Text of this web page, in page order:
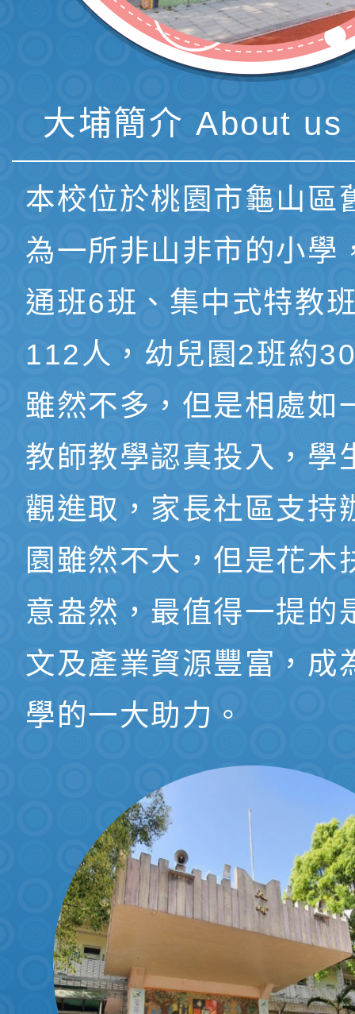
大埔簡介 About us
本校位於桃園市龜山區
為一所非山非市的小學
通班6班、集中式特教
112人，幼兒園2班約
雖然不多，但是相處如
教師教學認真投入，學
觀進取，家長社區支持
園雖然不大，但是花木
意盎然，最值得一提的
文及產業資源豐富，成
學的一大助力。